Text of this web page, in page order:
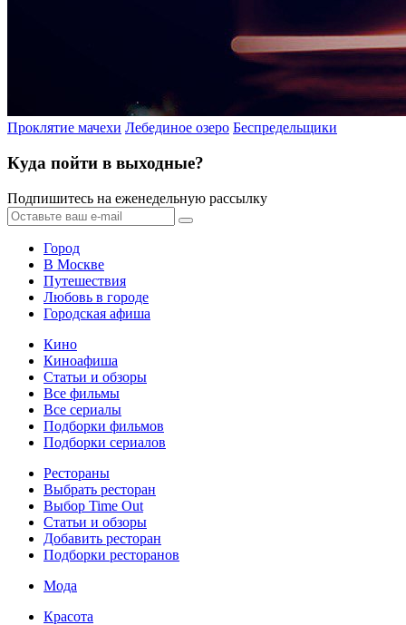
Проклятие мачехи Лебединое озеро Беспредельщики
Куда пойти в выходные?
Подпишитесь на еженедельную рассылку
Город
В Москве
Путешествия
Любовь в городе
Городская афиша
Кино
Киноафиша
Статьи и обзоры
Все фильмы
Все сериалы
Подборки фильмов
Подборки сериалов
Рестораны
Выбрать ресторан
Выбор Time Out
Статьи и обзоры
Добавить ресторан
Подборки ресторанов
Мода
Красота